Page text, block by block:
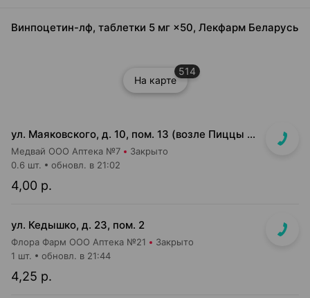
Винпоцетин-лф, таблетки 5 мг ×50, Лекфарм Беларусь
На карте
514
ул. Маяковского, д. 10, пом. 13 (возле Пиццы Мании)
Медвай ООО Аптека №7 Закрыто
4,00 р.
0.6 шт. обновл. в 21:02
ул. Кедышко, д. 23, пом. 2
Флора Фарм ООО Аптека №21 Закрыто
4,25 р.
1 шт. обновл. в 21:44